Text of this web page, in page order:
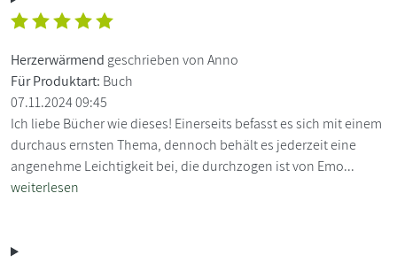
Herzerwärmend geschrieben von Anno
Für Produktart: Buch
07.11.2024 09:45
Ich liebe Bücher wie dieses! Einerseits befasst es sich mit einem
durchaus ernsten Thema, dennoch behält es jederzeit eine
angenehme Leichtigkeit bei, die durchzogen ist von Emo...
weiterlesen